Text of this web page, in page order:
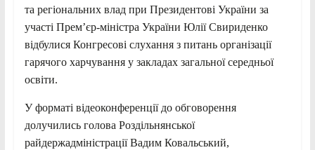
та регіональних влад при Президентові України за
участі Прем’єр-міністра України Юлії Свириденко
відбулися Конгресові слухання з питань організації
гарячого харчування у закладах загальної середньої
освіти.
У форматі відеоконференції до обговорення
долучились голова Роздільнянської
райдержадміністрації Вадим Ковальський,